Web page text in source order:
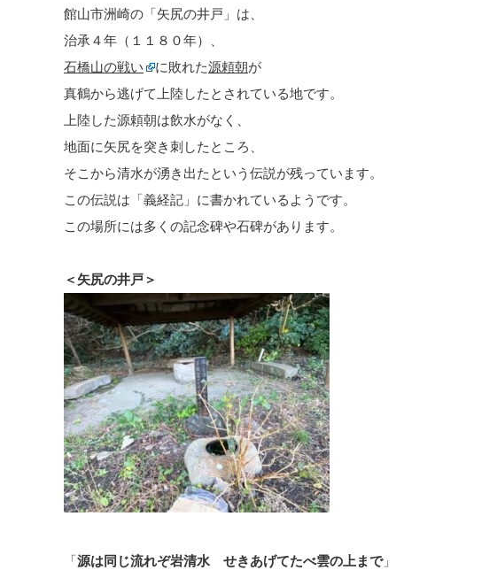
館山市洲崎の「矢尻の井戸」は、
治承４年（１１８０年）、
石橋山の戦い
に敗れた源頼朝が
真鶴から逃げて上陸したとされている地です。
上陸した源頼朝は飲水がなく、
地面に矢尻を突き刺したところ、
そこから清水が湧き出たという伝説が残っています。
この伝説は「義経記」に書かれているようです。
この場所には多くの記念碑や石碑があります。
＜矢尻の井戸＞
「源は同じ流れぞ岩清水 せきあげてたべ雲の上まで」